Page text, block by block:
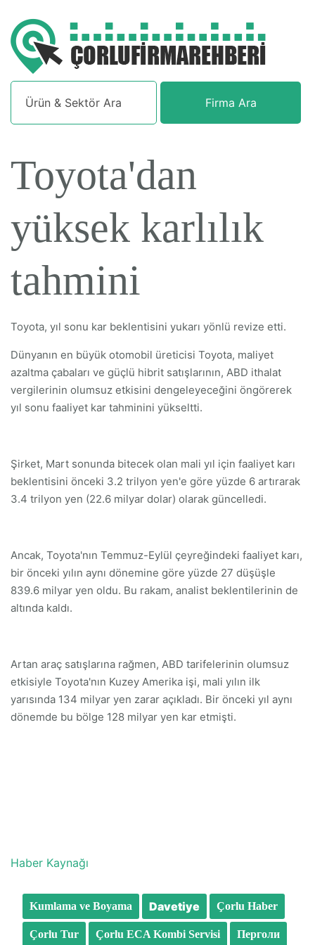
Firma Ara
Toyota'dan
yüksek karlılık
tahmini
Toyota, yıl sonu kar beklentisini yukarı yönlü revize etti.
Dünyanın en büyük otomobil üreticisi Toyota, maliyet
azaltma çabaları ve güçlü hibrit satışlarının, ABD ithalat
vergilerinin olumsuz etkisini dengeleyeceğini öngörerek
yıl sonu faaliyet kar tahminini yükseltti.
Şirket, Mart sonunda bitecek olan mali yıl için faaliyet karı
beklentisini önceki 3.2 trilyon yen'e göre yüzde 6 artırarak
3.4 trilyon yen (22.6 milyar dolar) olarak güncelledi.
Ancak, Toyota'nın Temmuz-Eylül çeyreğindeki faaliyet karı,
bir önceki yılın aynı dönemine göre yüzde 27 düşüşle
839.6 milyar yen oldu. Bu rakam, analist beklentilerinin de
altında kaldı.
Artan araç satışlarına rağmen, ABD tarifelerinin olumsuz
etkisiyle Toyota'nın Kuzey Amerika işi, mali yılın ilk
yarısında 134 milyar yen zarar açıkladı. Bir önceki yıl aynı
dönemde bu bölge 128 milyar yen kar etmişti.
Haber Kaynağı
Kumlama ve Boyama Davetiye Çorlu Haber
Çorlu Tur Çorlu ECA Kombi Servisi Перголи